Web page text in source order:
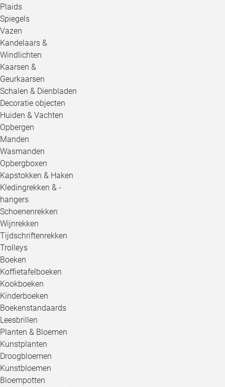
Plaids
Spiegels
Vazen
Kandelaars &
Windlichten
Kaarsen &
Geurkaarsen
Schalen & Dienbladen
Decoratie objecten
Huiden & Vachten
Opbergen
Manden
Wasmanden
Opbergboxen
Kapstokken & Haken
Kledingrekken & -
hangers
Schoenenrekken
Wijnrekken
Tijdschriftenrekken
Trolleys
Boeken
Koffietafelboeken
Kookboeken
Kinderboeken
Boekenstandaards
Leesbrillen
Planten & Bloemen
Kunstplanten
Droogbloemen
Kunstbloemen
Bloempotten